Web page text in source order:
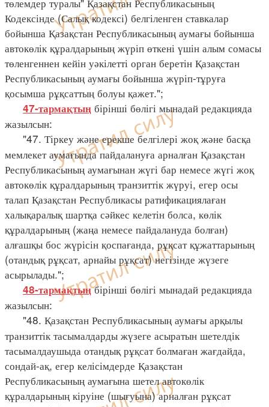
Кодексінде (Салық кодексі) белгіленген ставкалар
бойынша Қазақстан Республикасының аумағы бойынша
автокөлік құралдарының жүріп өткені үшін алым сомасы
төленгеннен кейін уәкілетті орган беретін Қазақстан
Республикасының аумағы бойынша жүріп-тұруға
қосымша рұқсаттың болуы қажет.";
47-тармақтың бірінші бөлігі мынадай редакцияда
жазылсын:
"47. Тіркеу және ерекше белгілері жоқ және басқа
мемлекет аумағында пайдалануға арналған Қазақстан
Республикасының аумағынан жүгі бар немесе жүгі жоқ
автокөлік құралдарының транзиттік жүруі, егер осы
талап Қазақстан Республикасы ратификациялаған
халықаралық шартқа сәйкес келетін болса, көлік
құралдарының (жаңа немесе пайдалануда болған)
алғашқы бос жүрісін қоспағанда, рұқсат құжаттарының
(отандық рұқсат, арнайы рұқсат) негізінде жүзеге
асырылады.";
48-тармақтыңбірінші бөлігі мынадай редакцияда
жазылсын:
"48. Қазақстан Республикасының аумағы арқылы
транзиттік тасымалдарды жүзеге асыратын шетелдік
тасымалдаушыда отандық рұқсат болмаған жағдайда,
сондай-ақ, егер келісімдерде Қазақстан
Республикасының аумағына шетел автокөлік
құралдарының кіруіне (шығуына) арналған рұқсат